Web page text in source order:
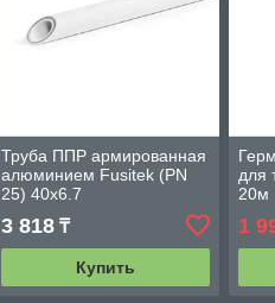
Труба ППР армированная
алюминием Fusitek (PN
25) 40х6.7
3 818₸
Купить
для
20м
1